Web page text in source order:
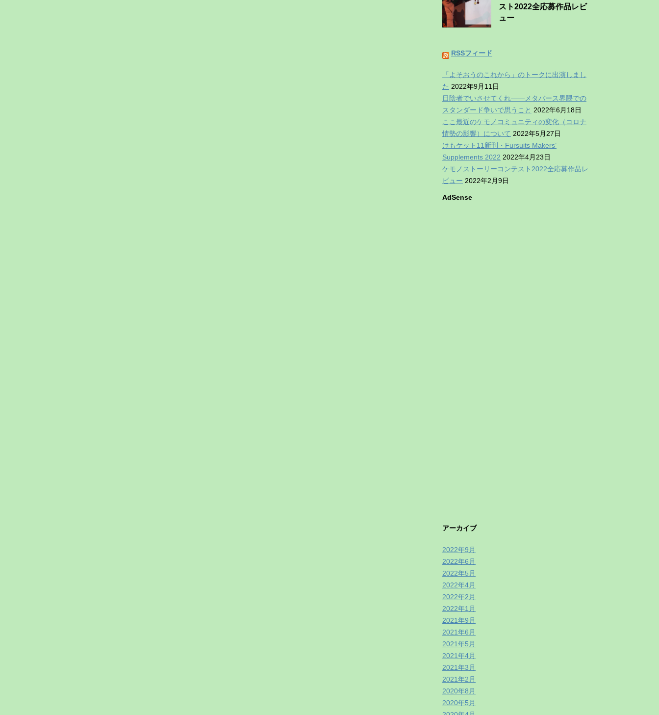
スト2022全応募作品レビ
ュー
RSSフィード
「よそおうのこれから」のトークに出演しまし
た 2022年9月11日
日陰者でいさせてくれ——メタバース界隈での
スタンダード争いで思うこと 2022年6月18日
ここ最近のケモノコミュニティの変化（コロナ
情勢の影響）について 2022年5月27日
けもケット11新刊・Fursuits Makers’
Supplements 2022 2022年4月23日
ケモノストーリーコンテスト2022全応募作品レ
ビュー 2022年2月9日
AdSense
アーカイブ
2022年9月
2022年6月
2022年5月
2022年4月
2022年2月
2022年1月
2021年9月
2021年6月
2021年5月
2021年4月
2021年3月
2021年2月
2020年8月
2020年5月